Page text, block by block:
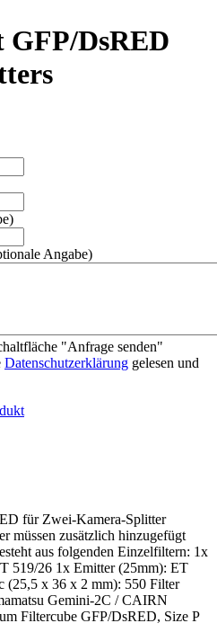
GFP/DsRED
Angabe)
"Anfrage senden"
Datenschutzerklärung gelesen und
für Zwei-Kamera-Splitter
müssen zusätzlich hinzugefügt
aus folgenden Einzelfiltern: 1x
519/26 1x Emitter (25mm): ET
(25,5 x 36 x 2 mm): 550 Filter
Gemini-2C / CAIRN
Filtercube GFP/DsRED, Size P